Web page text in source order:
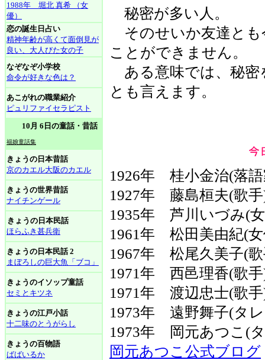
1988年 堀北 真希 （女
優）
恋の誕生日占い
精神年齢が高くて面倒見が
良い、大人びた女の子
なぞなぞ小学校
命令が好きな色は？
あこがれの職業紹介
ピュリファイセラピスト
10月 6日の童話・昔話
福娘童話集
きょうの日本昔話
京のカエル大阪のカエル
きょうの世界昔話
ナイチンゲール
きょうの日本民話
ほらふき甚兵衛
きょうの日本民話 2
まぼろしの巨大魚「ブコ」
きょうのイソップ童話
セミとキツネ
きょうの江戸小話
十二味のとうがらし
きょうの百物語
ばばいるか
秘密が多い人。
そのせいか友達とも
ことができません。
ある意味では、秘密
とも言えます。
1926年 桂小金治(落
1927年 藤島桓夫(歌
1935年 芦川いづみ(
1961年 松田美由紀(
1967年 松尾久美子(
1971年 西邑理香(
1971年 渡辺忠士(歌
1973年 遠野舞子(タ
1973年 岡元あつ
岡元あつこ公式ブログ